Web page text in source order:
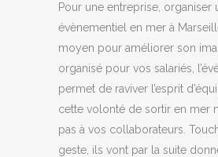
Pour une entreprise, organiser
évènementiel en mer à
moyen pour améliorer son
organisé pour vos salariés,
permet de raviver l’esprit
cette volonté de sortir en mer
pas à vos collaborateurs.
geste, ils vont par la suite